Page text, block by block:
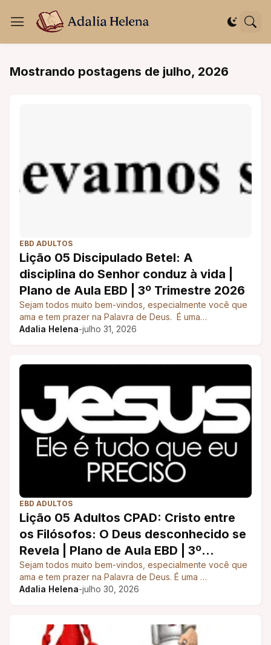
Mostrando postagens de julho, 2026
EBD ADULTOS
Lição 05 Discipulado Betel: A
disciplina do Senhor conduz à vida |
Plano de Aula EBD | 3º Trimestre 2026
Sejam todos muito bem-vindos, especialmente você que
ama e tem prazer na Palavra de Deus. É uma…
Adalia Helena-julho 31, 2026
EBD ADULTOS
Lição 05 Adultos CPAD: Cristo entre
os Filósofos: O Deus desconhecido se
Revela | Plano de Aula EBD | 3º
Trimestre 2026
Sejam todos muito bem-vindos, especialmente você que
ama e tem prazer na Palavra de Deus. É uma …
Adalia Helena-julho 30, 2026